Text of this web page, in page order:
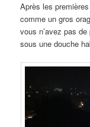
Après les
comme un gros
vous n’avez pas
sous une douche